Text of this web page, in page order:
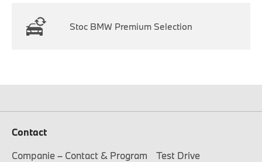
Stoc BMW Premium Selection
Contact
Companie – Contact & Program
Test Drive